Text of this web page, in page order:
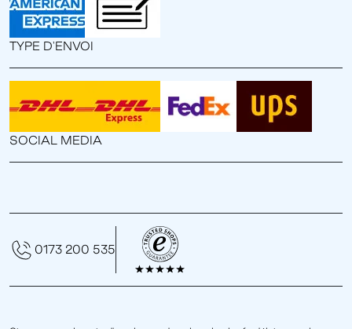
TYPE D'ENVOI
SOCIAL MEDIA
0173 200 535